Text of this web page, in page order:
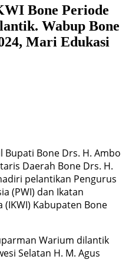
Bone Periode
Wabup Bone
Mari Edukasi
Bupati Bone Drs. H. Ambo
Daerah Bone Drs. H.
pelantikan Pengurus
(PWI) dan Ikatan
Kabupaten Bone
Warium dilantik
Selatan H. M. Agus